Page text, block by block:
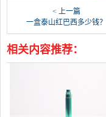
< 上一篇
一盒泰山红巴西多少钱？
相关内容推荐：